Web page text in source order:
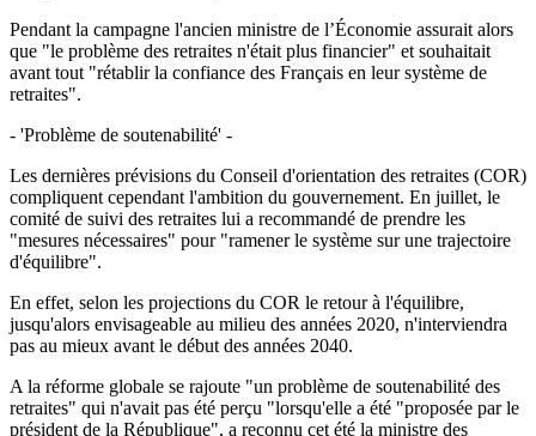
Pendant la campagne l'ancien ministre de l’Économie assurait alors
que "le problème des retraites n'était plus financier" et souhaitait
avant tout "rétablir la confiance des Français en leur système de
retraites".
- 'Problème de soutenabilité' -
Les dernières prévisions du Conseil d'orientation des retraites (COR)
compliquent cependant l'ambition du gouvernement. En juillet, le
comité de suivi des retraites lui a recommandé de prendre les
"mesures nécessaires" pour "ramener le système sur une trajectoire
d'équilibre".
En effet, selon les projections du COR le retour à l'équilibre,
jusqu'alors envisageable au milieu des années 2020, n'interviendra
pas au mieux avant le début des années 2040.
A la réforme globale se rajoute "un problème de soutenabilité des
retraites" qui n'avait pas été perçu "lorsqu'elle a été "proposée par le
président de la République", a reconnu cet été la ministre des